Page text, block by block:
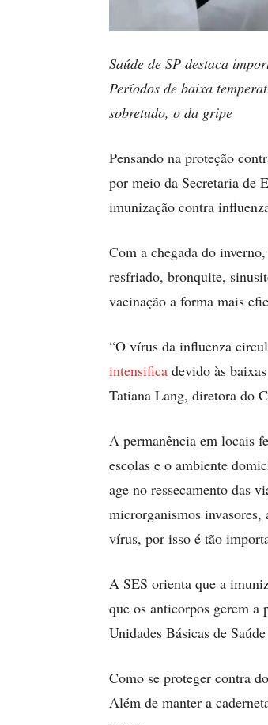
Saúde de SP destaca
Períodos de baixa
sobretudo, o da gripe
Pensando na proteção
por meio da Secretaria de
imunização contra
Com a chegada do
resfriado, bronquite,
vacinação a forma mais
“O vírus da influenza
intensifica devido às
Tatiana Lang, diretora do
A permanência em locais
escolas e o ambiente
age no ressecamento das
microrganismos invasores,
vírus, por isso é tão
A SES orienta que a
que os anticorpos gerem a
Unidades Básicas de
Como se proteger contra
Além de manter a